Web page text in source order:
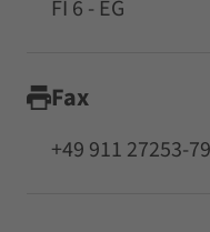
FI 6 - EG
Fax
+49 911 27253-